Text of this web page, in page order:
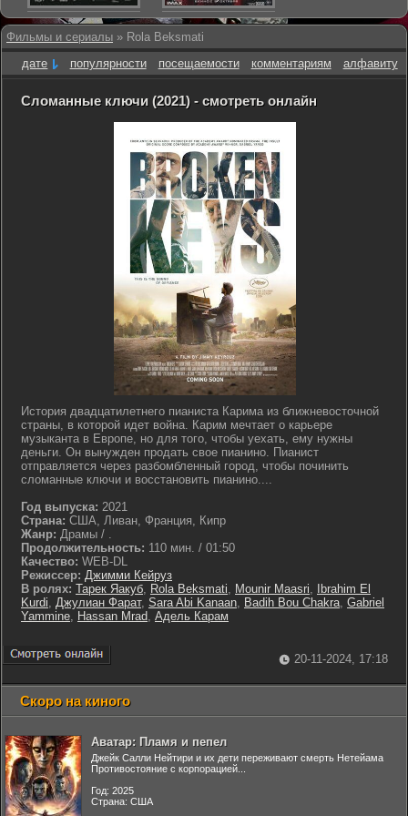
Фильмы и сериалы » Rola Beksmati
дате
популярности посещаемости комментариям алфавиту
Сломанные ключи (2021) - смотреть онлайн
История двадцатилетнего пианиста Карима из ближневосточной
страны, в которой идет война. Карим мечтает о карьере
музыканта в Европе, но для того, чтобы уехать, ему нужны
деньги. Он вынужден продать свое пианино. Пианист
отправляется через разбомбленный город, чтобы починить
сломанные ключи и восстановить пианино....
Год выпуска: 2021
Страна: США, Ливан, Франция, Кипр
Жанр: Драмы / .
Продолжительность: 110 мин. / 01:50
Качество: WEB-DL
Режиссер: Джимми Кейруз
В ролях: Тарек Яакуб, Rola Beksmati, Mounir Maasri,
Ibrahim El
Kurdi, Джулиан Фарат, Sara Abi Kanaan, Badih Bou Chakra, Gabriel
Yammine, Hassan Mrad, Адель Карам
20-11-2024, 17:18
Скоро на киного
Аватар: Пламя и пепел
Джейк Салли Нейтири и их дети переживают смерть Нетейама
Противостояние с корпорацией...
Год: 2025
Страна: США